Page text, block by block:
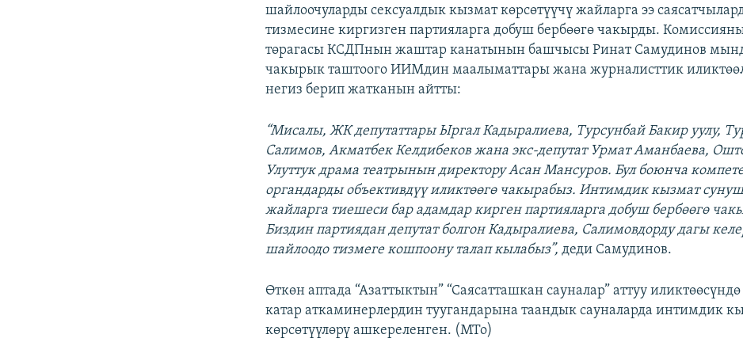
шайлоочуларды сексуалдык кызмат көрсөтүүчү жайларга ээ
тизмесине киргизген партияларга добуш бербөөгө чакырды.
төрагасы КСДПнын жаштар канатынын башчысы Ринат Самудинов
чакырык таштоого ИИМдин маалыматтары жана журналисттик
негиз берип жатканын айтты:
“Мисалы, ЖК депутаттары Ыргал Кадыралиева, Турсунбай Бакир уулу,
Салимов, Акматбек Келдибеков жана экс-депутат Урмат Аманбаева,
Улуттук драма театрынын директору Асан Мансуров. Бул боюнча
органдарды объективдүү иликтөөгө чакырабыз. Интимдик кызмат
жайларга тиешеси бар адамдар кирген партияларга добуш бербөөгө
Биздин партиядан депутат болгон Кадыралиева, Салимовдорду дагы
шайлоодо тизмеге кошпоону талап кылабыз”, деди Самудинов.
Өткөн аптада “Азаттыктын” “Саясатташкан сауналар” аттуу
катар аткаминерлердин туугандарына таандык сауналарда интимдик
көрсөтүүлөрү ашкереленген. (МТо)